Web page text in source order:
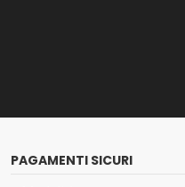
PAGAMENTI SICURI